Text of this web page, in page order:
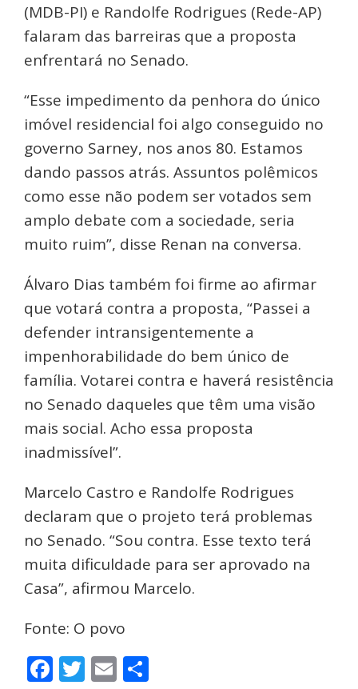
(MDB-PI) e Randolfe Rodrigues (Rede-AP)
falaram das barreiras que a proposta
enfrentará no Senado.
“Esse impedimento da penhora do único
imóvel residencial foi algo conseguido no
governo Sarney, nos anos 80. Estamos
dando passos atrás. Assuntos polêmicos
como esse não podem ser votados sem
amplo debate com a sociedade, seria
muito ruim”, disse Renan na conversa.
Álvaro Dias também foi firme ao afirmar
que votará contra a proposta, “Passei a
defender intransigentemente a
impenhorabilidade do bem único de
família. Votarei contra e haverá resistência
no Senado daqueles que têm uma visão
mais social. Acho essa proposta
inadmissível”.
Marcelo Castro e Randolfe Rodrigues
declaram que o projeto terá problemas
no Senado. “Sou contra. Esse texto terá
muita dificuldade para ser aprovado na
Casa”, afirmou Marcelo.
Fonte: O povo
Facebook
Twitter
Email